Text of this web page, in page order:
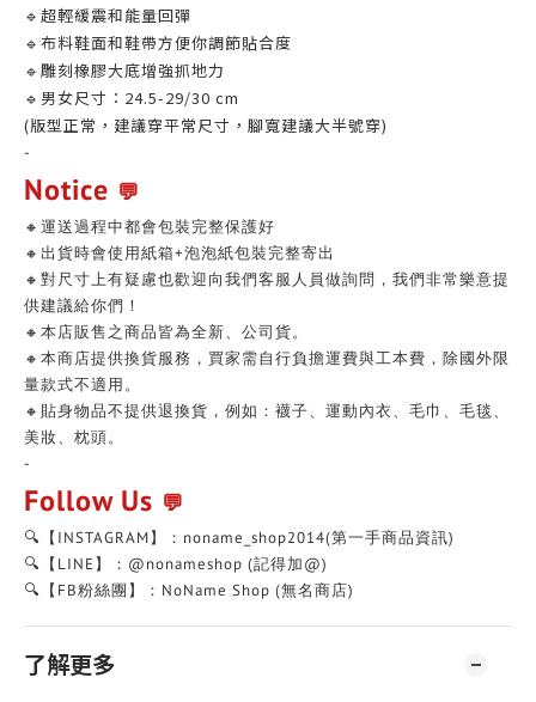
🔹 超輕緩震和能量回彈
🔹 布料鞋面和鞋帶方便你調節貼合度
🔹 雕刻橡膠大底增強抓地力
🔹男女尺寸：24.5-29/30 cm
(版型正常，建議穿平常尺寸，腳寬建議大半號穿)
-
Notice 💬
🔸運送過程中都會包裝完整保護好
🔸出貨時會使用紙箱+泡泡紙包裝完整寄出
🔸對尺寸上有疑慮也歡迎向我們客服人員做詢問，我們非常樂意提
供建議給你們！
🔸本店販售之商品皆為全新、公司貨。
🔸本商店提供換貨服務，買家需自行負擔運費與工本費，除國外限
量款式不適用。
🔸貼身物品不提供退換貨，例如：襪子、運動內衣、毛巾、毛毯、
美妝、枕頭。
-
Follow Us 💬
🔍【INSTAGRAM】：noname_shop2014(第一手商品資訊)
🔍【LINE】：@nonameshop (記得加@)
🔍【FB粉絲團】：NoName Shop (無名商店)
了解更多